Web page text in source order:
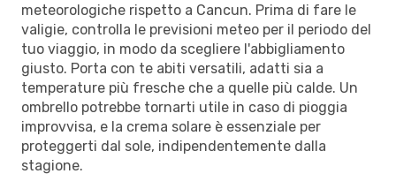
meteorologiche rispetto a Cancun. Prima di fare le
valigie, controlla le previsioni meteo per il periodo del
tuo viaggio, in modo da scegliere l'abbigliamento
giusto. Porta con te abiti versatili, adatti sia a
temperature più fresche che a quelle più calde. Un
ombrello potrebbe tornarti utile in caso di pioggia
improvvisa, e la crema solare è essenziale per
proteggerti dal sole, indipendentemente dalla
stagione.